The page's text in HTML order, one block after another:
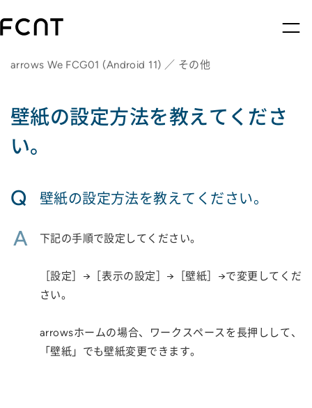
arrows We FCG01 (Android 11) ／ その他
壁紙の設定方法を教えてくださ
い。
Q 壁紙の設定方法を教えてください。
A 下記の手順で設定してください。
［設定］→［表示の設定］→［壁紙］→で変更してくだ
さい。
arrowsホームの場合、ワークスペースを長押しして、
「壁紙」でも壁紙変更できます。